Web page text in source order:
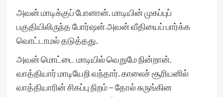
அவன் மாடிக்குப் போனான். மாடியின் முகப்புப்
பகுதியிலிருந்த போர்ஷன் அவன் வீதியைப் பார்க்க
வொட்டாமல் தடுத்தது.
அவன் மொட்டை மாடியில் வெறுமே நின்றான்.
வாத்தியார் மாடியேறி வந்தார். காலைச் சூரியனில்
வாத்தியாரின் சிகப்பு நிறம் – தோல் சுருங்கின